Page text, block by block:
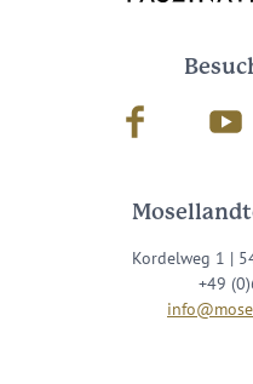
Facebook
Kordelweg 1 |
+49